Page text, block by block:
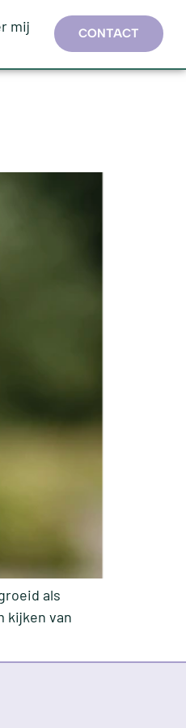
mij CONTACT
als
kijken van